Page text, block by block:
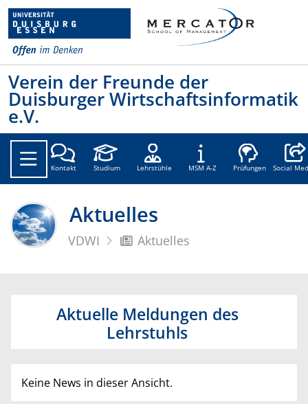
Verein der Freunde der
Duisburger Wirtschaftsinformatik
e.V.
Kontakt Studium Lehrstühle MSM A-Z Prüfungen Social
Aktuelles
VDWI Aktuelles
Aktuelle Meldungen des
Lehrstuhls
Keine News in dieser Ansicht.